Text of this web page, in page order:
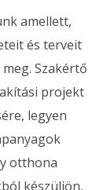
amellett,
és terveit
Szakértő
projekt
legyen
otthona
készüljön,